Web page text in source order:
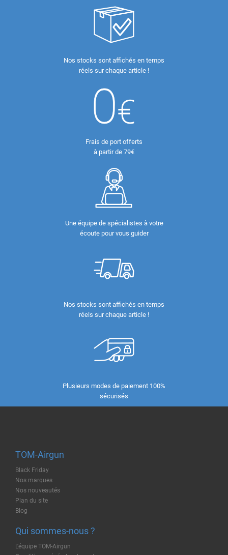
Nos stocks sont affichés en temps
réels sur chaque article !
Frais de port offerts
à partir de 79€
Une équipe de spécialistes à votre
écoute pour vous guider
Nos stocks sont affichés en temps
réels sur chaque article !
Plusieurs modes de paiement 100%
sécurisés
TOM-Airgun
Black Friday
Nos marques
Nos nouveautés
Plan du site
Blog
Qui sommes-nous ?
L'équipe TOM-Airgun